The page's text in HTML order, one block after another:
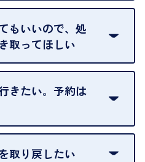
です。
るため、翌日には査定額が変
。
もいいので、処
取ってほしい
合によってはお断りすること
ださい。
きたい。予約は
現在はご来店の予約は承って
取り戻したい